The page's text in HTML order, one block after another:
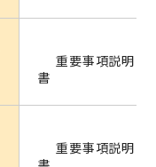
重要事項説明
書
重要事項説明